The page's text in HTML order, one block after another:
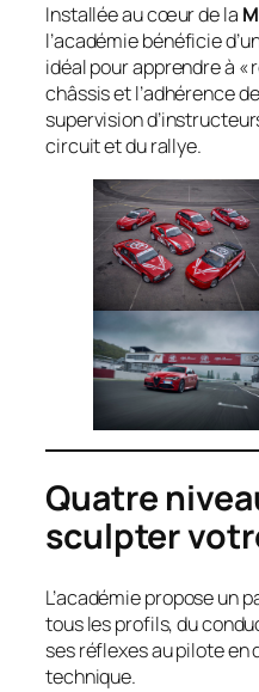
Installée au cœur de la
l’académie bénéficie
idéal pour apprendre à «
châssis et l’adhérence
supervision
circuit et du rallye.
Quatre
sculpter
L’académie propose un
tous les profils, du
ses réflexes au pilote
technique.